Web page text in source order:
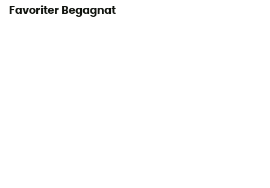
Favoriter Begagnat